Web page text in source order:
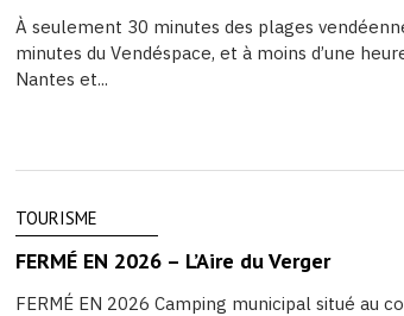
À seulement 30 minutes des plages
minutes du Vendéspace, et à moins d’une
Nantes et...
TOURISME
FERMÉ EN 2026 – L’Aire du Verger
FERMÉ EN 2026 Camping municipal situé au